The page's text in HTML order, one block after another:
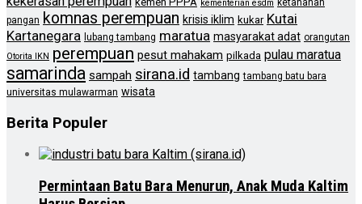
kementerian esdm ketahanan
pangan komnas perempuan krisis iklim kukar Kutai
Kartanegara lubang tambang maratua masyarakat adat orangutan
Otorita IKN perempuan pesut mahakam pilkada pulau maratua
samarinda sampah sirana.id tambang tambang batu bara
universitas mulawarman wisata
Berita Populer
Permintaan Batu Bara Menurun, Anak Muda Kaltim